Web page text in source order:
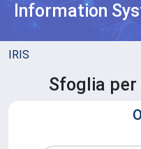
Information
IRIS
Sfoglia per